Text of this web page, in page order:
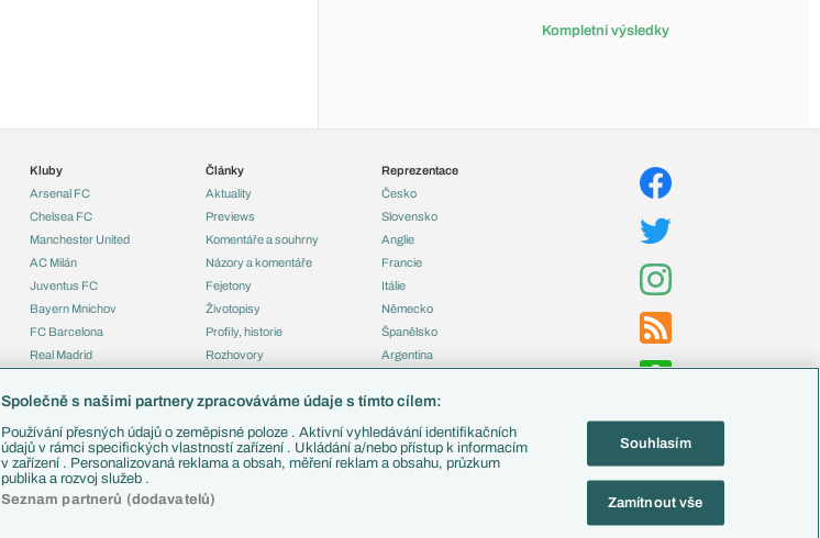
Kompletní výsledky
Kluby
Arsenal FC
Chelsea FC
Manchester United
AC Milán
Juventus FC
Bayern Mnichov
FC Barcelona
Real Madrid
Články
Aktuality
Previews
Komentáře a souhrny
Názory a komentáře
Fejetony
Životopisy
Profily, historie
Rozhovory
Reprezentace
Česko
Slovensko
Anglie
Francie
Itálie
Německo
Španělsko
Argentina
Zápasy
Livescore
Společně s našimi partnery zpracováváme údaje s tímto cílem:
Používání přesných údajů o zeměpisné poloze . Aktivní vyhledávání identifikačních
údajů v rámci specifických vlastností zařízení . Ukládání a/nebo přístup k informacím
v zařízení . Personalizovaná reklama a obsah, měření reklam a obsahu, průzkum
publika a rozvoj služeb .
Seznam partnerů (dodavatelů)
Souhlasím
Zamítnout vše